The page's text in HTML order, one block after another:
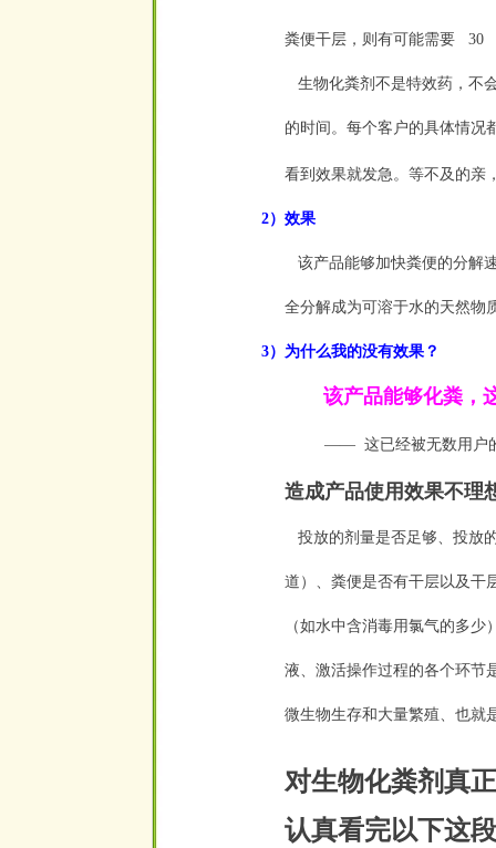
粪便干层，则有可能需要 30
生物化粪剂不是特效药，不
的时间。每个客户的具体情况
看到效果就发急。等不及的亲
2）效果
该产品能够加快粪便的分解
全分解成为可溶于水的天然物
3）为什么我的没有效果？
该产品能够化粪，
—— 这已经被无数用户
造成产品使用效果不理
投放的剂量是否足够、投放
道）、粪便是否有干层以及干
（如水中含消毒用氯气的多
液、激活操作过程的各个环
微生物生存和大量繁殖、也就
对生物化粪剂真
认真看完以下这